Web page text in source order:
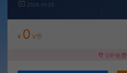
2026-01-29
¥ 0 V币
VIP免费